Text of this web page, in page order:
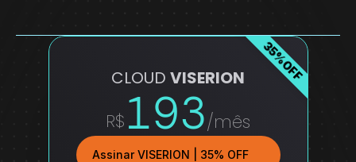
35%OFF
CLOUD VISERION
R$193/mês
Assinar VISERION | 35% OFF